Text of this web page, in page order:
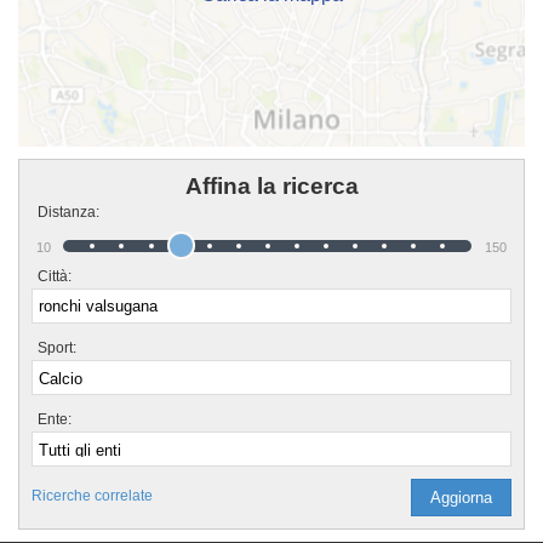
Affina la ricerca
Distanza:
10 150
Città:
Sport:
Ente:
Ricerche correlate